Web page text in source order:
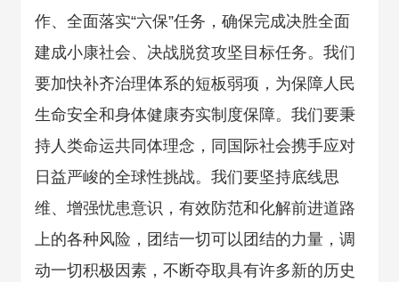
作、全面落实“六保”任务，确保完成决胜全面
建成小康社会、决战脱贫攻坚目标任务。我们
要加快补齐治理体系的短板弱项，为保障人民
生命安全和身体健康夯实制度保障。我们要秉
持人类命运共同体理念，同国际社会携手应对
日益严峻的全球性挑战。我们要坚持底线思
维、增强忧患意识，有效防范和化解前进道路
上的各种风险，团结一切可以团结的力量，调
动一切积极因素，不断夺取具有许多新的历史